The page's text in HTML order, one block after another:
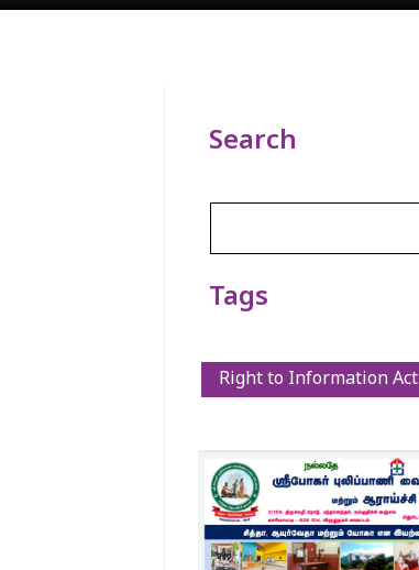
Search
Tags
Right to Information Act